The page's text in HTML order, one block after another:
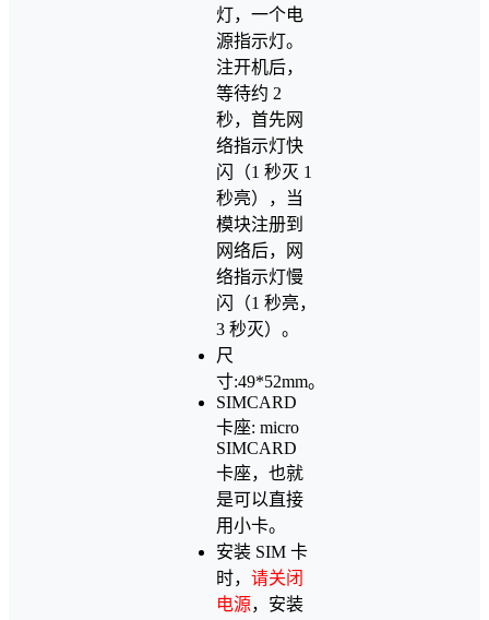
灯，一个电
源指示灯。
注开机后，
等待约 2
秒，首先网
络指示灯快
闪（1 秒灭 1
秒亮），当
模块注册到
网络后，网
络指示灯慢
闪（1 秒亮，
3 秒灭）。
尺
寸:49*52mm。
SIMCARD
卡座: micro
SIMCARD
卡座，也就
是可以直接
用小卡。
安装 SIM 卡
时， 请关闭
电源，安装